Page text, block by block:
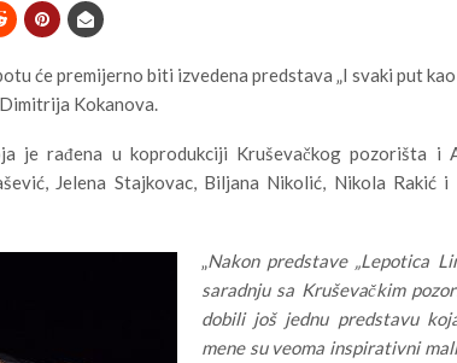
će premijerno biti izvedena predstava „I svaki put
Kokanova.
je rađena u koprodukciji Kruševačkog pozorišta i
Jelena Stajkovac, Biljana Nikolić, Nikola Rakić i
„Nakon predstave „Lepotica
saradnju sa Kruševačkim
dobili još jednu predstavu
mene su veoma inspirativni